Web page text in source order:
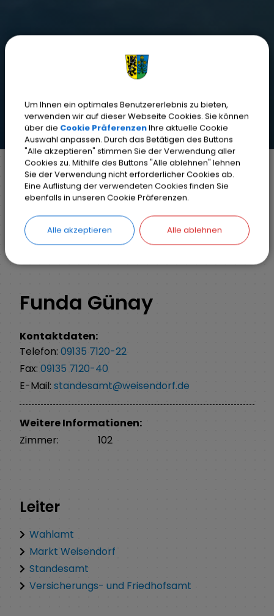
Markt Weisendorf Bürgerinfo
Rathaus
Ihr Anliegen
Detail
ZURÜCK
Funda Günay
Kontaktdaten:
Telefon: 09135 7120-22
Fax: 09135 7120-40
E-Mail: standesamt@weisendorf.de
Weitere Informationen:
Zimmer:
102
Leiter
Wahlamt
Markt Weisendorf
Standesamt
Versicherungs- und Friedhofsamt
Um Ihnen ein optimales Benutzererlebnis zu bieten,
verwenden wir auf dieser Webseite Cookies. Sie können
über die Cookie PräferenzenIhre aktuelle Cookie
Auswahl anpassen. Durch das Betätigen des Buttons
"Alle akzeptieren" stimmen Sie der Verwendung aller
Cookies zu. Mithilfe des Buttons "Alle ablehnen" lehnen
Sie der Verwendung nicht erforderlicher Cookies ab.
Eine Auflistung der verwendeten Cookies finden Sie
ebenfalls in unseren Cookie Präferenzen.
Alle akzeptieren Alle ablehnen